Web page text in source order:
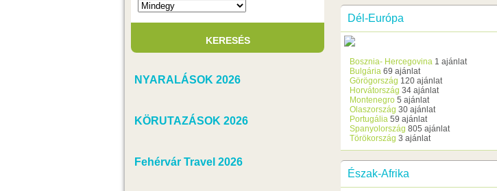
NYARALÁSOK 2026
KÖRUTAZÁSOK 2026
Fehérvár Travel 2026
Dél-Európa
Bosznia- Hercegovina 1 ajánlat
Bulgária 69 ajánlat
Görögország 120 ajánlat
Horvátország 34 ajánlat
Montenegro 5 ajánlat
Olaszország 30 ajánlat
Portugália 59 ajánlat
Spanyolország 805 ajánlat
Törökország 3 ajánlat
Észak-Afrika